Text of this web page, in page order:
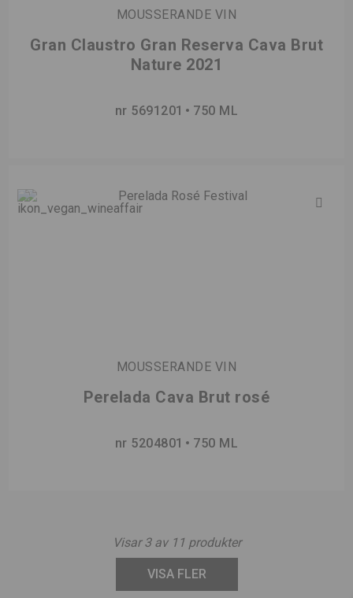
MOUSSERANDE VIN
Gran Claustro Gran Reserva Cava Brut
Nature 2021
nr 5691201 750 ML
MOUSSERANDE VIN
Perelada Cava Brut rosé
nr 5204801 750 ML
Visar3av 11 produkter
VISA FLER